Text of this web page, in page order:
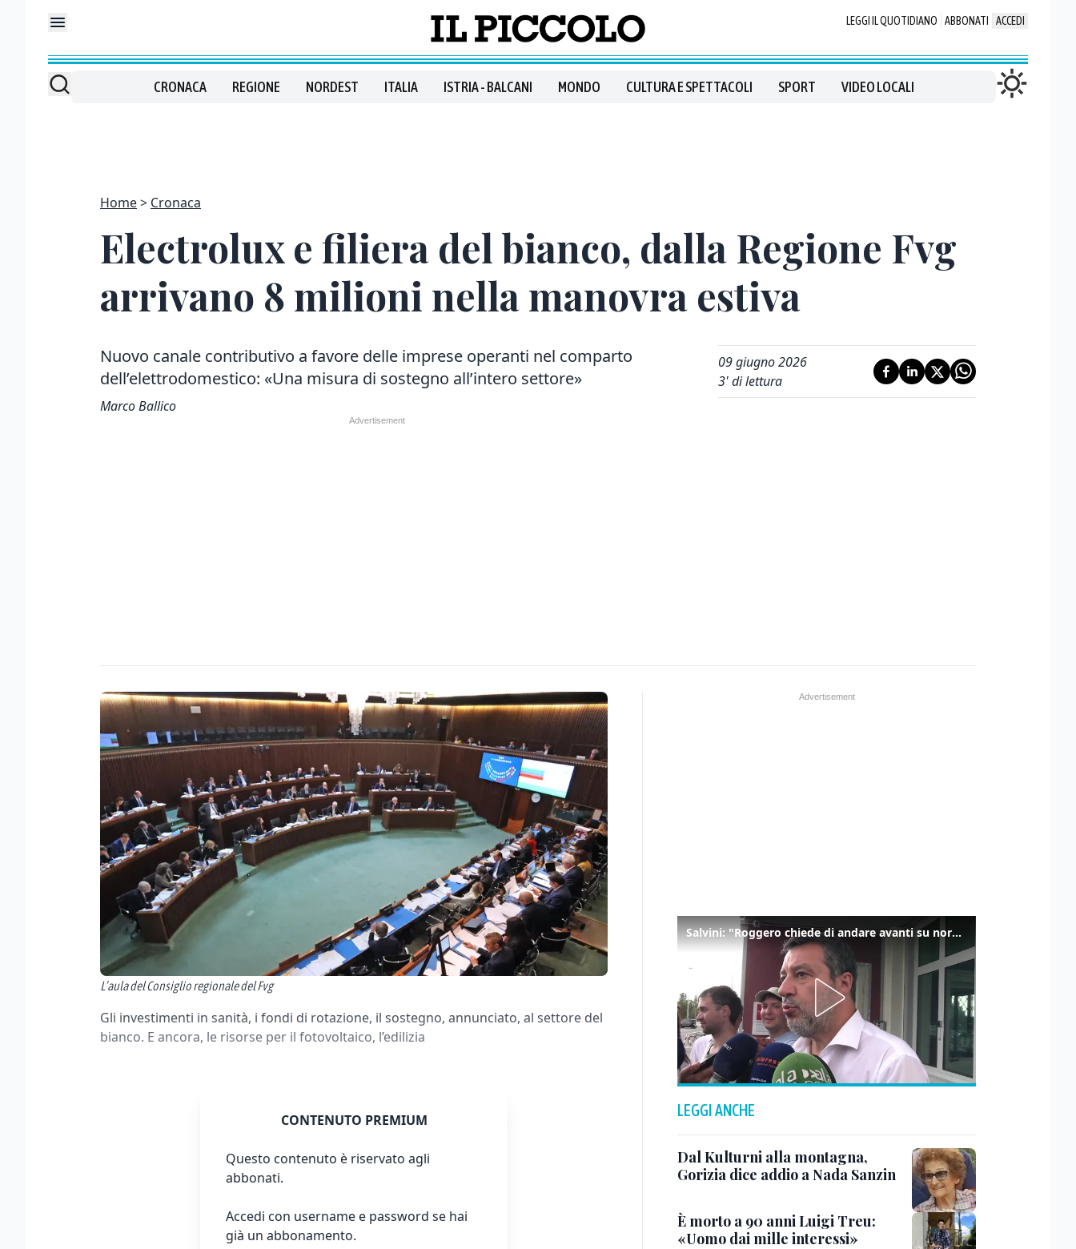
LEGGI IL QUOTIDIANO ABBONATI ACCEDI
CRONACA REGIONE NORDEST ITALIA ISTRIA - BALCANI MONDO CULTURA E SPETTACOLI SPORT VIDEO LOCALI
Home Cronaca
Electrolux e filiera del bianco, dalla Regione Fvg
arrivano 8 milioni nella manovra estiva
Nuovo canale contributivo a favore delle imprese operanti nel comparto
dell’elettrodomestico: «Una misura di sostegno all’intero settore»
Marco Ballico
09 giugno 2026
3' di lettura
L’aula del Consiglio regionale del Fvg
Gli investimenti in sanità, i fondi di rotazione, il sostegno, annunciato, al settore del
bianco. E ancora, le risorse per il fotovoltaico, l’edilizia
CONTENUTO PREMIUM
Questo contenuto è riservato agli
abbonati.
Accedi con username e password se hai
già un abbonamento.
Salvini: "Roggero chiede di andare avanti su norma anti-risarcimenti"
LEGGI ANCHE
Dal Kulturni alla montagna,
Gorizia dice addio a Nada Sanzin
È morto a 90 anni Luigi Treu:
«Uomo dai mille interessi»